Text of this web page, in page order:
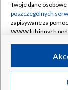
Rada
System NOS
Informacje o
Program dla
Twoje dane
poszczególnych
zapisywane za
WWW lub innych
ruchu w Internecie.
Twoje dane
poszczególnych